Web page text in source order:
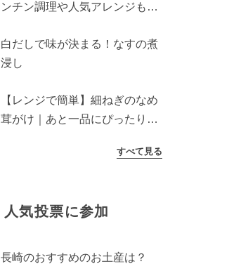
ンチン調理や人気アレンジも紹
白だしで味が決まる！なすの煮
浸し
【レンジで簡単】細ねぎのなめ
茸がけ｜あと一品にぴったり副
すべて見る
人気投票に参加
長崎のおすすめのお土産は？